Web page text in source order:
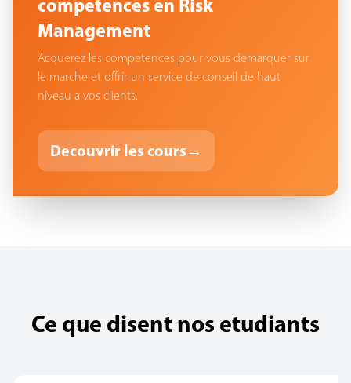
Management
Acquerez les competences pour vous demarquer sur
le marche et offrir un service de conseil de haut
niveau a vos clients.
Decouvrir les cours →
Ce que disent nos etudiants